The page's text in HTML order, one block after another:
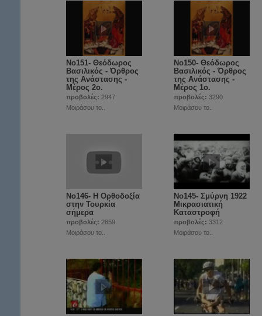
Νο151- Θεόδωρος
Βασιλικός - Όρθρος
της Ανάστασης -
Μέρος 2ο.
προβολές: 2947
Μοιράσου το..
Νο150- Θεόδωρος
Βασιλικός - Όρθρος
της Ανάστασης -
Μέρος 1ο.
προβολές: 3290
Μοιράσου το..
Νο146- Η Ορθοδοξία
στην Τουρκία
σήμερα
προβολές: 2859
Μοιράσου το..
Νο145- Σμύρνη 1922
Μικρασιατική
Καταστροφή
προβολές: 3312
Μοιράσου το..